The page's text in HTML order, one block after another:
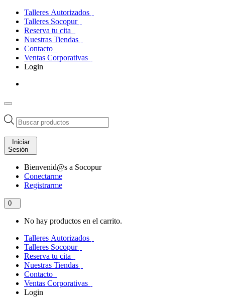
Talleres Autorizados
Talleres Socopur
Reserva tu cita
Nuestras Tiendas
Contacto
Ventas Corporativas
Login
Búsqueda
de
productos
Iniciar
Sesión
Bienvenid@s a Socopur
Conectarme
Registrarme
0
No hay productos en el carrito.
Talleres Autorizados
Talleres Socopur
Reserva tu cita
Nuestras Tiendas
Contacto
Ventas Corporativas
Login